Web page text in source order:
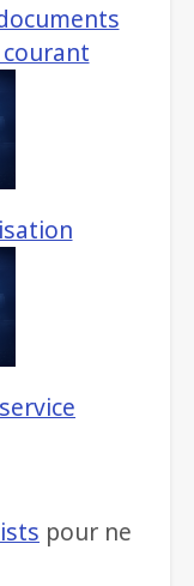
pour ne